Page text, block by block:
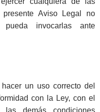
Aviso Legal no
pueda invocarlas ante
un uso correcto del
con la Ley, con el
demás condiciones